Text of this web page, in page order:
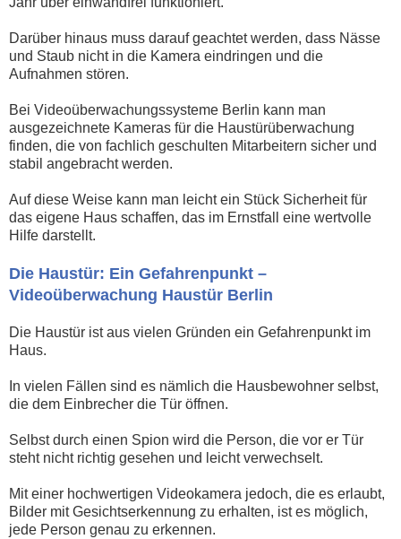
Darüber hinaus muss darauf geachtet werden, dass Nässe
und Staub nicht in die Kamera eindringen und die
Aufnahmen stören.
Bei Videoüberwachungssysteme Berlin kann man
ausgezeichnete Kameras für die Haustürüberwachung
finden, die von fachlich geschulten Mitarbeitern sicher und
stabil angebracht werden.
Auf diese Weise kann man leicht ein Stück Sicherheit für
das eigene Haus schaffen, das im Ernstfall eine wertvolle
Hilfe darstellt.
Die Haustür: Ein Gefahrenpunkt –
Videoüberwachung Haustür Berlin
Die Haustür ist aus vielen Gründen ein Gefahrenpunkt im
Haus.
In vielen Fällen sind es nämlich die Hausbewohner selbst,
die dem Einbrecher die Tür öffnen.
Selbst durch einen Spion wird die Person, die vor er Tür
steht nicht richtig gesehen und leicht verwechselt.
Mit einer hochwertigen Videokamera jedoch, die es erlaubt,
Bilder mit Gesichtserkennung zu erhalten, ist es möglich,
jede Person genau zu erkennen.